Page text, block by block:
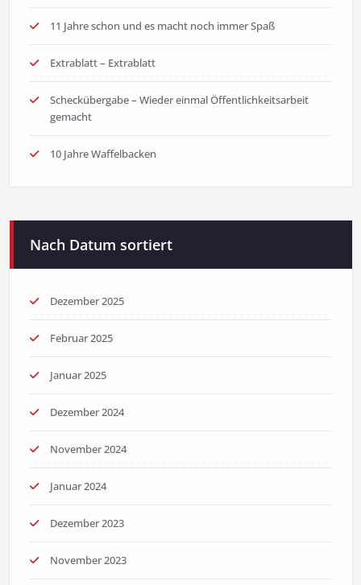
11 Jahre schon und es macht noch immer Spaß
Extrablatt – Extrablatt
Scheckübergabe – Wieder einmal Öffentlichkeitsarbeit
gemacht
10 Jahre Waffelbacken
Nach Datum sortiert
Dezember 2025
Februar 2025
Januar 2025
Dezember 2024
November 2024
Januar 2024
Dezember 2023
November 2023